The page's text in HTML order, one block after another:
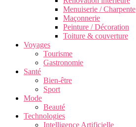
Menuiserie / Charpente
Maçonnerie
Peinture / Décoration
Toiture & couverture
Voyages
Tourisme
Gastronomie
Santé
Bien-être
Sport
Mode
Beauté
Technologies
Intelligence Artificielle